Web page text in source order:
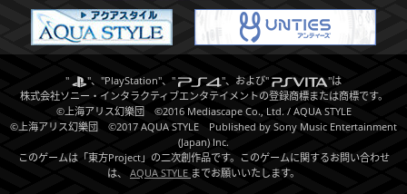
" "、"PlayStation"、" "、および"
"は
株式会社ソニー・インタラクティブエンタテイメントの登録商標または商標です。
©上海アリス幻樂団 ©2016 Mediascape Co., Ltd. / AQUA STYLE
©上海アリス幻樂団 ©2017 AQUA STYLE Published by Sony Music Entertainment
(Japan) Inc.
このゲームは「東方Project」の二次創作品です。このゲームに関するお問い合わせ
は、 AQUA STYLE までお願いいたします。